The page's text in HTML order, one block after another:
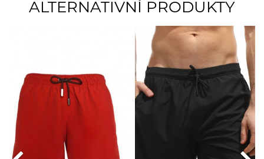
ALTERNATIVNÍ PRODUKTY